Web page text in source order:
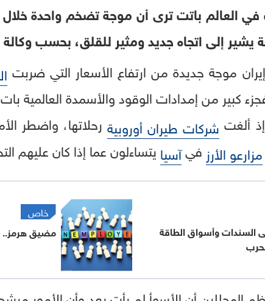
في العالم باتت ترى أن موجة تضخم واحدة
يشير إلى اتجاه جديد ومثير للقلق، بحسب
موجة جديدة من ارتفاع الأسعار التي ضربت
كبير من إمدادات الوقود والأسمدة العالمية
ألغت شركات طيران أوروبية
مزارعو الأرز فيآسيا يتساءلون عما إذا كان عليهم
وأسواق الطاقة
خاص
مضيق هرمز.. فاتورة